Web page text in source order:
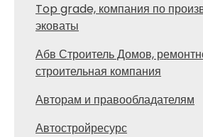
Top grade, компания по
эковаты
Абв Строитель Домов,
строительная компания
Авторам и правообладателям
Автостройресурс